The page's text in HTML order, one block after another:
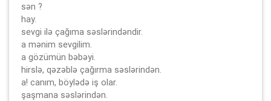
sən ?
hay.
sevgi ilə çağıma səslərindəndir.
a mənim sevgilim.
a gözümün bəbəyi.
hirslə, qəzəblə çağırma səslərindən.
a! canım, böylədə iş olar.
şaşmana səslərindən.